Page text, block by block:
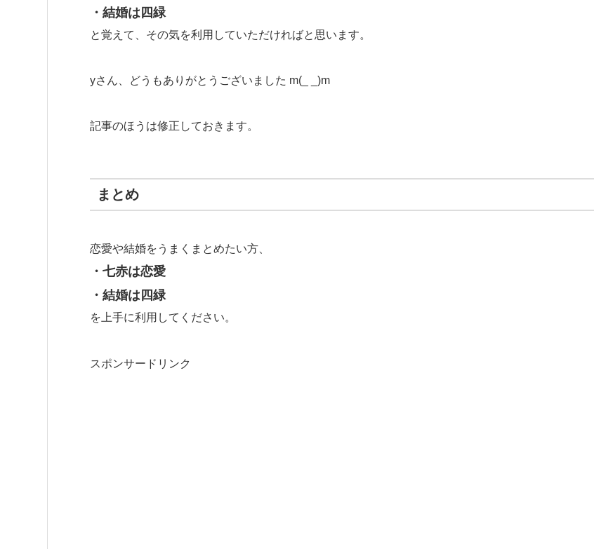
・結婚は四緑
と覚えて、その気を利用していただければと思います。
yさん、どうもありがとうございました m(_ _)m
記事のほうは修正しておきます。
まとめ
恋愛や結婚をうまくまとめたい方、
・七赤は恋愛
・結婚は四緑
を上手に利用してください。
スポンサードリンク